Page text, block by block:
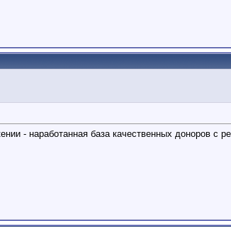
- наработанная база качественных доноров с